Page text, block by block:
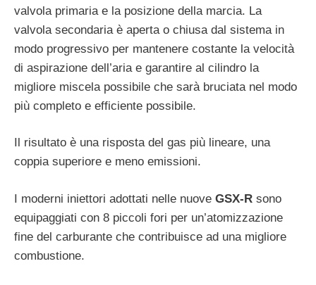
valvola primaria e la posizione della marcia. La
valvola secondaria è aperta o chiusa dal sistema in
modo progressivo per mantenere costante la velocità
di aspirazione dell’aria e garantire al cilindro la
migliore miscela possibile che sarà bruciata nel modo
più completo e efficiente possibile.
Il risultato è una risposta del gas più lineare, una
coppia superiore e meno emissioni.
I moderni iniettori adottati nelle nuove GSX-R sono
equipaggiati con 8 piccoli fori per un’atomizzazione
fine del carburante che contribuisce ad una migliore
combustione.